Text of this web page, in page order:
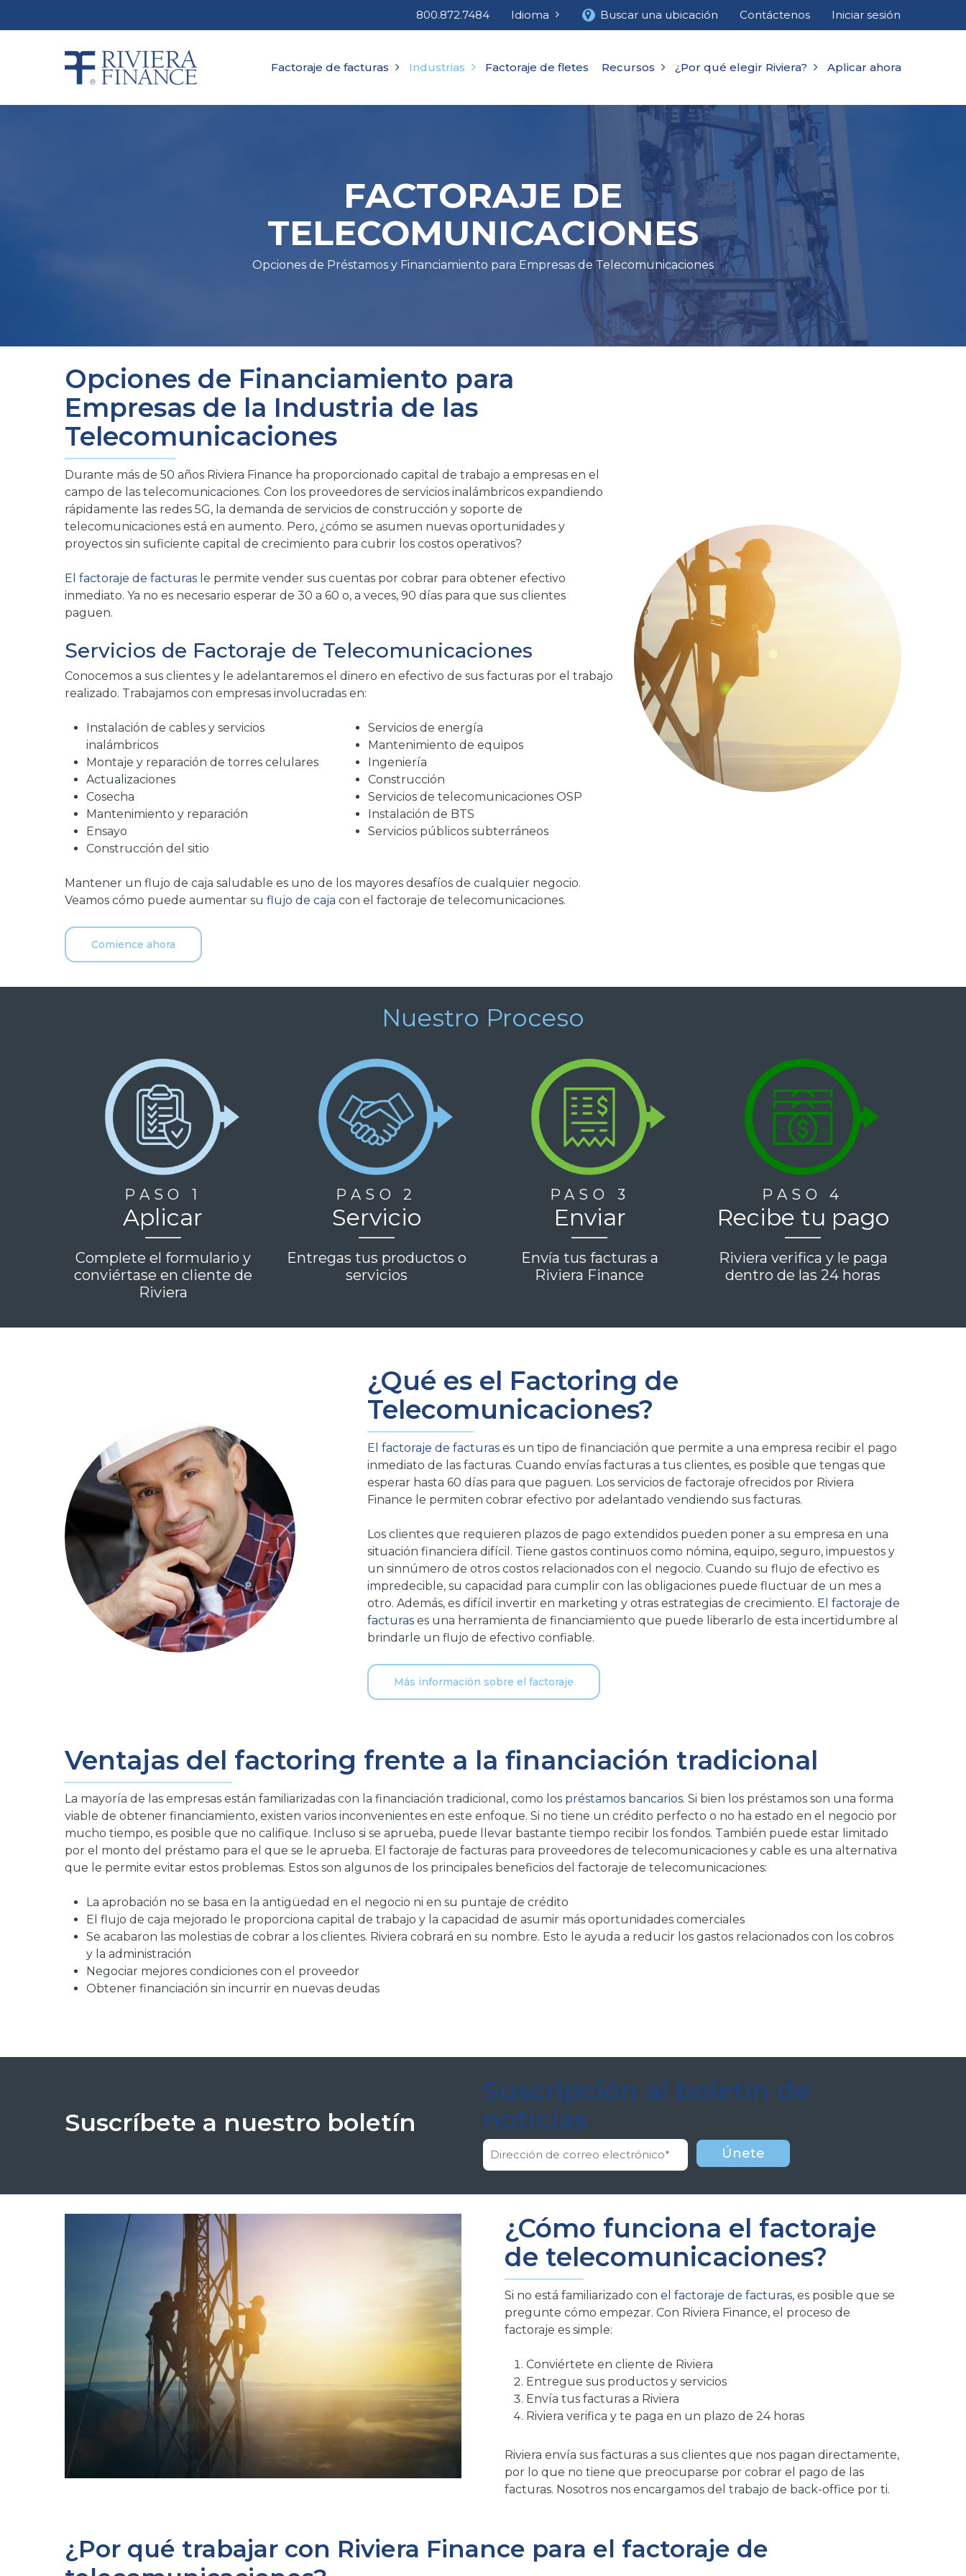
800.872.7484 Idioma Buscar una ubicación Contáctenos Iniciar sesión
Factoraje de facturas Industrias Factoraje de fletes Recursos ¿Por qué elegir Riviera? Aplicar ahora
FACTORAJE DE
TELECOMUNICACIONES
Opciones de Préstamos y Financiamiento para Empresas de Telecomunicaciones
Opciones de Financiamiento para
Empresas de la Industria de las
Telecomunicaciones
Durante más de 50 años Riviera Finance ha proporcionado capital de trabajo a empresas en el
campo de las telecomunicaciones. Con los proveedores de servicios inalámbricos expandiendo
rápidamente las redes 5G, la demanda de servicios de construcción y soporte de
telecomunicaciones está en aumento. Pero, ¿cómo se asumen nuevas oportunidades y
proyectos sin suficiente capital de crecimiento para cubrir los costos operativos?
El factoraje de facturas le permite vender sus cuentas por cobrar para obtener efectivo
inmediato. Ya no es necesario esperar de 30 a 60 o, a veces, 90 días para que sus clientes
paguen.
Servicios de Factoraje de Telecomunicaciones
Conocemos a sus clientes y le adelantaremos el dinero en efectivo de sus facturas por el trabajo
realizado. Trabajamos con empresas involucradas en:
Instalación de cables y servicios
inalámbricos
Montaje y reparación de torres celulares
Actualizaciones
Cosecha
Mantenimiento y reparación
Ensayo
Construcción del sitio
Servicios de energía
Mantenimiento de equipos
Ingeniería
Construcción
Servicios de telecomunicaciones OSP
Instalación de BTS
Servicios públicos subterráneos
Mantener un flujo de caja saludable es uno de los mayores desafíos de cualquier negocio.
Veamos cómo puede aumentar suflujo de caja con el factoraje de telecomunicaciones.
Comience ahora
Nuestro Proceso
PASO 1
Aplicar
Complete el formulario y
conviértase en cliente de
Riviera
PASO 2
Servicio
Entregas tus productos o
servicios
PASO 3
Enviar
Envía tus facturas a
Riviera Finance
PASO 4
Recibe tu pago
Riviera verifica y le paga
dentro de las 24 horas
¿Qué es el Factoring de
Telecomunicaciones?
El factoraje de facturas es un tipo de financiación que permite a una empresa recibir el pago
inmediato de las facturas. Cuando envías facturas a tus clientes, es posible que tengas que
esperar hasta 60 días para que paguen. Los servicios de factoraje ofrecidos por Riviera
Finance le permiten cobrar efectivo por adelantado vendiendo sus facturas.
Los clientes que requieren plazos de pago extendidos pueden poner a su empresa en una
situación financiera difícil. Tiene gastos continuos como nómina, equipo, seguro, impuestos y
un sinnúmero de otros costos relacionados con el negocio. Cuando su flujo de efectivo es
impredecible, su capacidad para cumplir con las obligaciones puede fluctuar de un mes a
otro. Además, es difícil invertir en marketing y otras estrategias de crecimiento. El factoraje de
facturas es una herramienta de financiamiento que puede liberarlo de esta incertidumbre al
brindarle un flujo de efectivo confiable.
Más información sobre el factoraje
Ventajas del factoring frente a la financiación tradicional
La mayoría de las empresas están familiarizadas con la financiación tradicional, como los préstamos bancarios. Si bien los préstamos son una forma
viable de obtener financiamiento, existen varios inconvenientes en este enfoque. Si no tiene un crédito perfecto o no ha estado en el negocio por
mucho tiempo, es posible que no califique. Incluso si se aprueba, puede llevar bastante tiempo recibir los fondos. También puede estar limitado
por el monto del préstamo para el que se le aprueba. El factoraje de facturas para proveedores de telecomunicaciones y cable es una alternativa
que le permite evitar estos problemas. Estos son algunos de los principales beneficios del factoraje de telecomunicaciones:
La aprobación no se basa en la antigüedad en el negocio ni en su puntaje de crédito
El flujo de caja mejorado le proporciona capital de trabajo y la capacidad de asumir más oportunidades comerciales
Se acabaron las molestias de cobrar a los clientes. Riviera cobrará en su nombre. Esto le ayuda a reducir los gastos relacionados con los cobros
y la administración
Negociar mejores condiciones con el proveedor
Obtener financiación sin incurrir en nuevas deudas
Suscríbete a nuestro boletín
Suscripción al boletín de
noticias
Correo
electrónico
¿Cómo funciona el factoraje
de telecomunicaciones?
Si no está familiarizado con el factoraje de facturas, es posible que se
pregunte cómo empezar. Con Riviera Finance, el proceso de
factoraje es simple:
Conviértete en cliente de Riviera
Entregue sus productos y servicios
Envía tus facturas a Riviera
Riviera verifica y te paga en un plazo de 24 horas
Riviera envía sus facturas a sus clientes que nos pagan directamente,
por lo que no tiene que preocuparse por cobrar el pago de las
facturas. Nosotros nos encargamos del trabajo de back-office por ti.
¿Por qué trabajar con Riviera Finance para el factoraje de